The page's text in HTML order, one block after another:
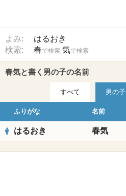
よみ:
はるおき
検索:
春で検索 気で検索
春気と書く男の子の名前
すべて 男の子
ふりがな 名前
はるおき 春気